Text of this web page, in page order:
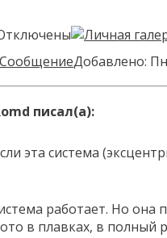
Добавлено:
писал(а):
эта система
работает. Но она
в плавках, в полный